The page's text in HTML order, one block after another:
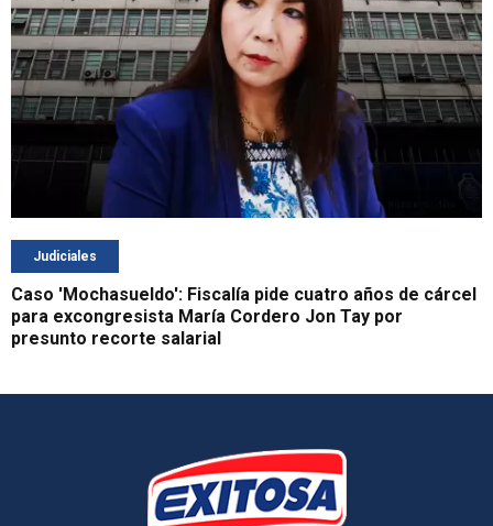
Judiciales
Caso 'Mochasueldo': Fiscalía pide cuatro años de cárcel
para excongresista María Cordero Jon Tay por
presunto recorte salarial